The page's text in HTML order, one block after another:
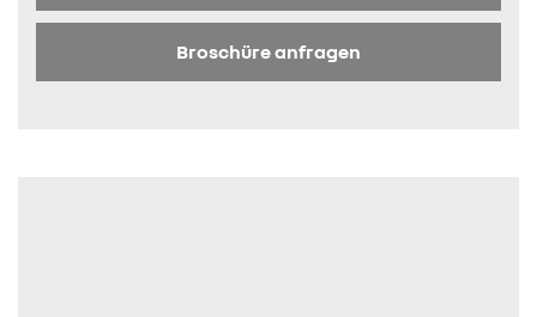
Broschüre anfragen